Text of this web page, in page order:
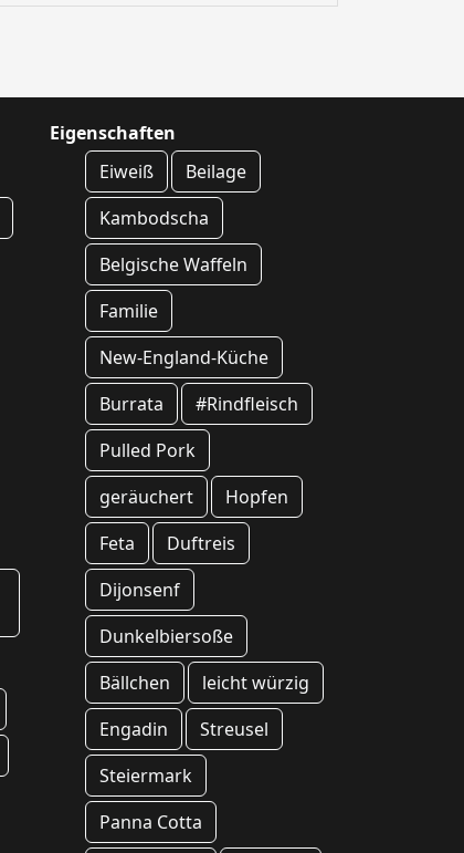
Eigenschaften
Eiweiß
Beilage
Kambodscha
Belgische Waffeln
Familie
New-England-Küche
Burrata
#Rindfleisch
Pulled Pork
geräuchert
Hopfen
Feta
Duftreis
Dijonsenf
Dunkelbiersoße
Bällchen
leicht würzig
Engadin
Streusel
Steiermark
Panna Cotta